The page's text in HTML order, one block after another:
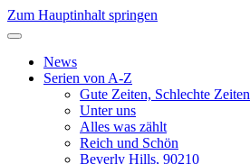
Zum Hauptinhalt springen
News
Serien von A-Z
Gute Zeiten, Schlechte Zeiten
Unter uns
Alles was zählt
Reich und Schön
Beverly Hills, 90210